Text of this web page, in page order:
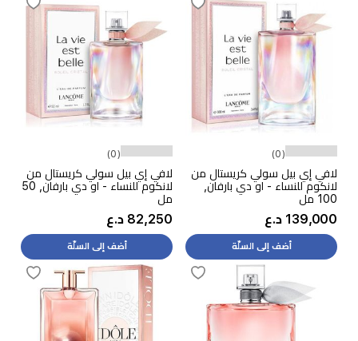
(0)
لافي إي بيل سولي كريستال من
لانكوم للنساء - او دي بارفان,
100 مل
139,000 د.ع
أضف إلى السلّة
(0)
لافي إي بيل سولي كريستال من
لانكوم للنساء - او دي بارفان, 50
مل
82,250 د.ع
أضف إلى السلّة